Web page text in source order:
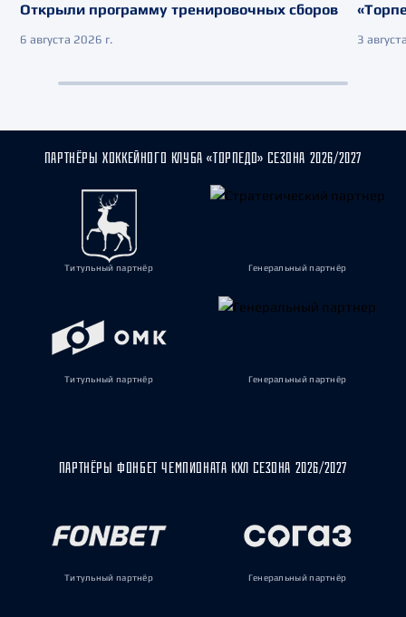
Открыли программу тренировочных сборов
6 августа 2026 г. 3
ПАРТНЁРЫ ХОККЕЙНОГО КЛУБА «ТОРПЕДО» СЕЗОНА 2026/2027
Титульный партнёр Генеральный партнёр
Титульный партнёр Генеральный партнёр
ПАРТНЁРЫ ФОНБЕТ ЧЕМПИОНАТА КХЛ СЕЗОНА 2026/2027
Титульный партнёр Генеральный партнёр